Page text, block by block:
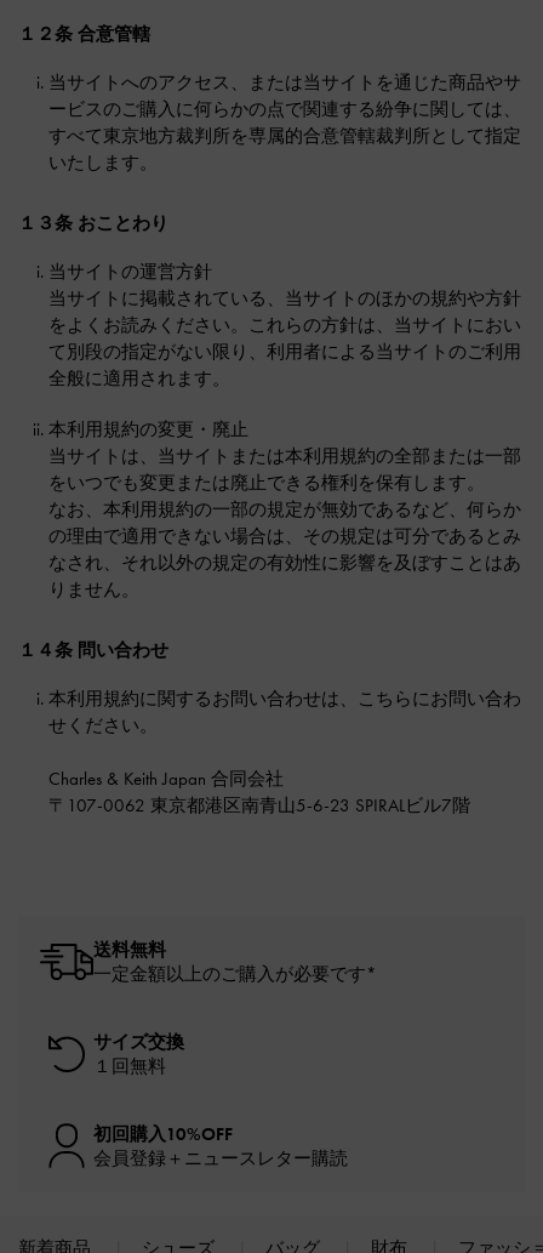
１２条 合意管轄
当サイトへのアクセス、または当サイトを通じた商品やサ
ービスのご購入に何らかの点で関連する紛争に関しては、
すべて東京地方裁判所を専属的合意管轄裁判所として指定
いたします。
１３条 おことわり
当サイトの運営方針
当サイトに掲載されている、当サイトのほかの規約や方針
をよくお読みください。これらの方針は、当サイトにおい
て別段の指定がない限り、利用者による当サイトのご利用
全般に適用されます。
本利用規約の変更・廃止
当サイトは、当サイトまたは本利用規約の全部または一部
をいつでも変更または廃止できる権利を保有します。
なお、本利用規約の一部の規定が無効であるなど、何らか
の理由で適用できない場合は、その規定は可分であるとみ
なされ、それ以外の規定の有効性に影響を及ぼすことはあ
りません。
１４条 問い合わせ
本利用規約に関するお問い合わせは、こちらにお問い合わ
せください。
Charles & Keith Japan 合同会社
〒107-0062 東京都港区南青山5-6-23 SPIRALビル7階
送料無料
一定金額以上のご購入が必要です*
サイズ交換
１回無料
初回購入10%OFF
会員登録＋ニュースレター購読
新着商品 シューズ バッグ 財布 ファッシ